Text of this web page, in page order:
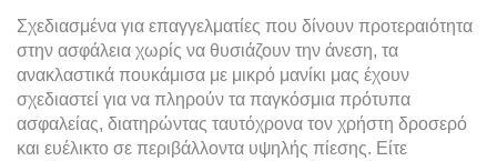
Σχεδιασμένα για επαγγελματίες που δίνουν προτεραιότητα
στην ασφάλεια χωρίς να θυσιάζουν την άνεση, τα
ανακλαστικά πουκάμισα με μικρό μανίκι μας έχουν
σχεδιαστεί για να πληρούν τα παγκόσμια πρότυπα
ασφαλείας, διατηρώντας ταυτόχρονα τον χρήστη δροσερό
και ευέλικτο σε περιβάλλοντα υψηλής πίεσης. Είτε